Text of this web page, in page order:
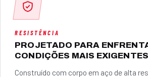
RESISTÊNCIA
PROJETADO PARA
CONDIÇÕES MAIS EXIGENTES
Construído com corpo em aço de alta